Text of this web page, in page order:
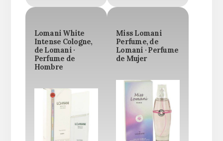
Lomani White
Intense Cologne,
de Lomani ·
Perfume de
Hombre
Miss Lomani
Perfume, de
Lomani · Perfume
de Mujer